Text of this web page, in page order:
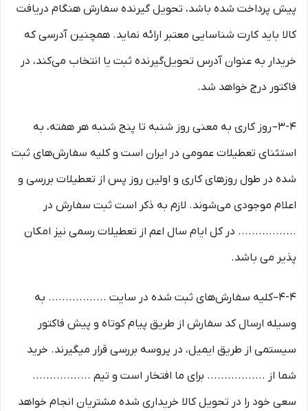
پیش پرداخت شده باشد، تحویل گیرنده سفارش هنگام دریافت
کالا باید کارت شناسایی معتبر ارائه نماید. همچنین آدرسی که
خریدار به عنوان آدرس تحویل‌گیرنده ثبت یا انتخاب می‌کند، در
فاکتور درج خواهد شد.
3-۴– روز کاری به معنی روز شنبه تا پنج شنبه هر هفته، به
استثنای تعطیلات عمومی در ایران است و کلیه سفارش‏‌های ثبت
شده در طول روزهای کاری و اولین روز پس از تعطیلات بررسی و
اعلام موجودی می‌‏شوند. لازم به ذکر است ثبت سفارش در
................. در کل ایام سال اعم از تعطیلات رسمی نیز امکان
پذیر می باشد.
4-۴–کلیه سفارش‌‏های ثبت شده در سایت ................. به
وسیله ارسال کد سفارش از طریق پیام کوتاه و پیش فاکتور
سیستمی از طریق ایمیل، در پروسه بررسی قرار میگیرند. خرید
شما از ................. برای ما افتخار است و تیم .................
سعی خود را در تحویل کالا خریداری شده مشتریان انجام خواهد